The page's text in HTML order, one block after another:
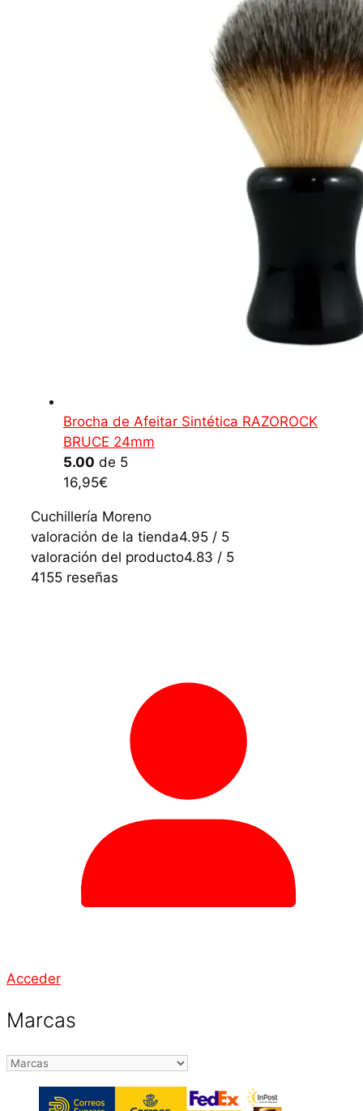
Brocha de Afeitar Sintética RAZOROCK
BRUCE 24mm
5.00 de 5
16,95€
Cuchillería Moreno
valoración de la tienda4.95 / 5
valoración del producto4.83 / 5
4155 reseñas
Acceder
Marcas